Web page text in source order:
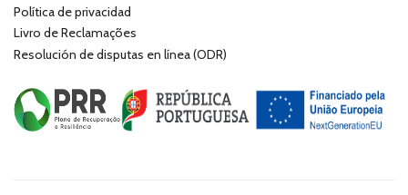
Política de privacidad
Livro de Reclamações
Resolución de disputas en línea (ODR)